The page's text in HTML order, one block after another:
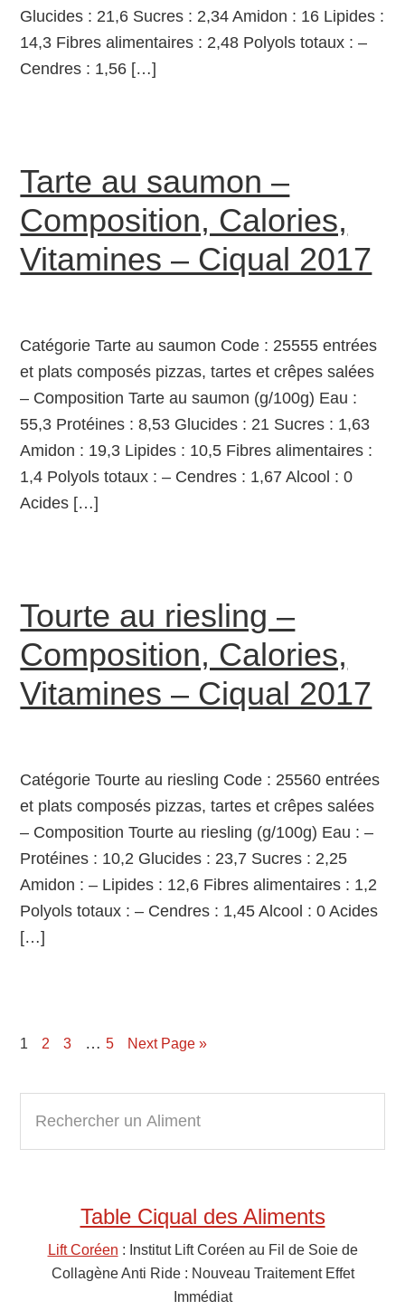
Glucides : 21,6 Sucres : 2,34 Amidon : 16 Lipides :
14,3 Fibres alimentaires : 2,48 Polyols totaux : –
Cendres : 1,56 […]
Tarte au saumon –
Composition, Calories,
Vitamines – Ciqual 2017
Catégorie Tarte au saumon Code : 25555 entrées
et plats composés pizzas, tartes et crêpes salées
– Composition Tarte au saumon (g/100g) Eau :
55,3 Protéines : 8,53 Glucides : 21 Sucres : 1,63
Amidon : 19,3 Lipides : 10,5 Fibres alimentaires :
1,4 Polyols totaux : – Cendres : 1,67 Alcool : 0
Acides […]
Tourte au riesling –
Composition, Calories,
Vitamines – Ciqual 2017
Catégorie Tourte au riesling Code : 25560 entrées
et plats composés pizzas, tartes et crêpes salées
– Composition Tourte au riesling (g/100g) Eau : –
Protéines : 10,2 Glucides : 23,7 Sucres : 2,25
Amidon : – Lipides : 12,6 Fibres alimentaires : 1,2
Polyols totaux : – Cendres : 1,45 Alcool : 0 Acides
[…]
Page
1 Page
2 Page
3 … Page
5 Next Page »
Primary
Sidebar
c
Table Ciqual des Aliments
Lift Coréen : Institut Lift Coréen au Fil de Soie de
Collagène Anti Ride : Nouveau Traitement Effet
Immédiat